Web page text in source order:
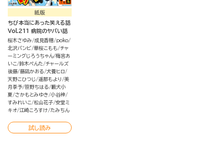
紙版
ちび本当にあった笑える話
Vol.211 病院のヤバい話
桜木さゆみ 成見香穂 poko
北沢バンビ 華桜こもも チャ
ーミングじろうちゃん 梅宮あ
いこ 鈴木ぺんた チャールズ
後藤 藤凪かおる 犬養ヒロ
天野こひつじ 遥那もより
美
月李予 笹野ちはる 藪犬小
夏 さかもとみゆき 小谷梓
すみれいこ 松山花子 安堂ミ
キオ 江崎ころすけ たみちん
試し読み